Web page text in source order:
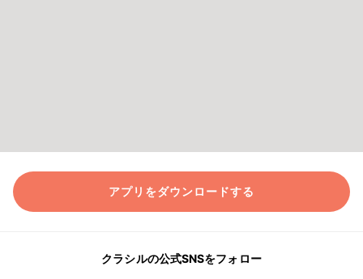
アプリをダウンロードする
クラシルの公式SNSをフォロー